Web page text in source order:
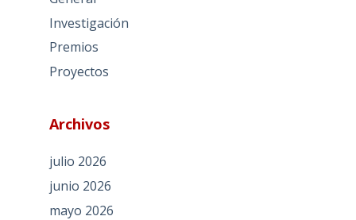
Investigación
Premios
Proyectos
Archivos
julio 2026
junio 2026
mayo 2026